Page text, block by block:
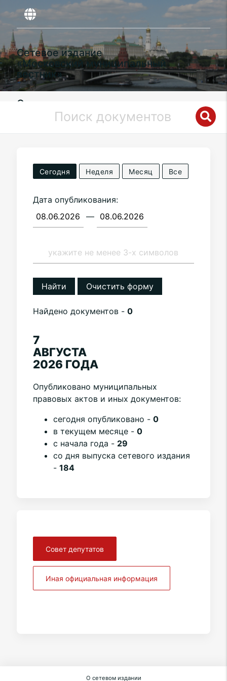
Сетевое издание
«Московский муниципальный
вестник»
Органы местного самоуправления
муниципального округаАэропорт
городе Москве
Сегодня Неделя Месяц Все
Дата опубликования:
—
Найти Очистить форму
Найдено документов - 0
7
АВГУСТА
2026 ГОДА
Опубликовано муниципальных
правовых актов и иных документов:
cегодня опубликовано - 0
в текущем месяце - 0
с начала года - 29
со дня выпуска сетевого издания
- 184
Совет депутатов
Иная официальная информация
О сетевом издании